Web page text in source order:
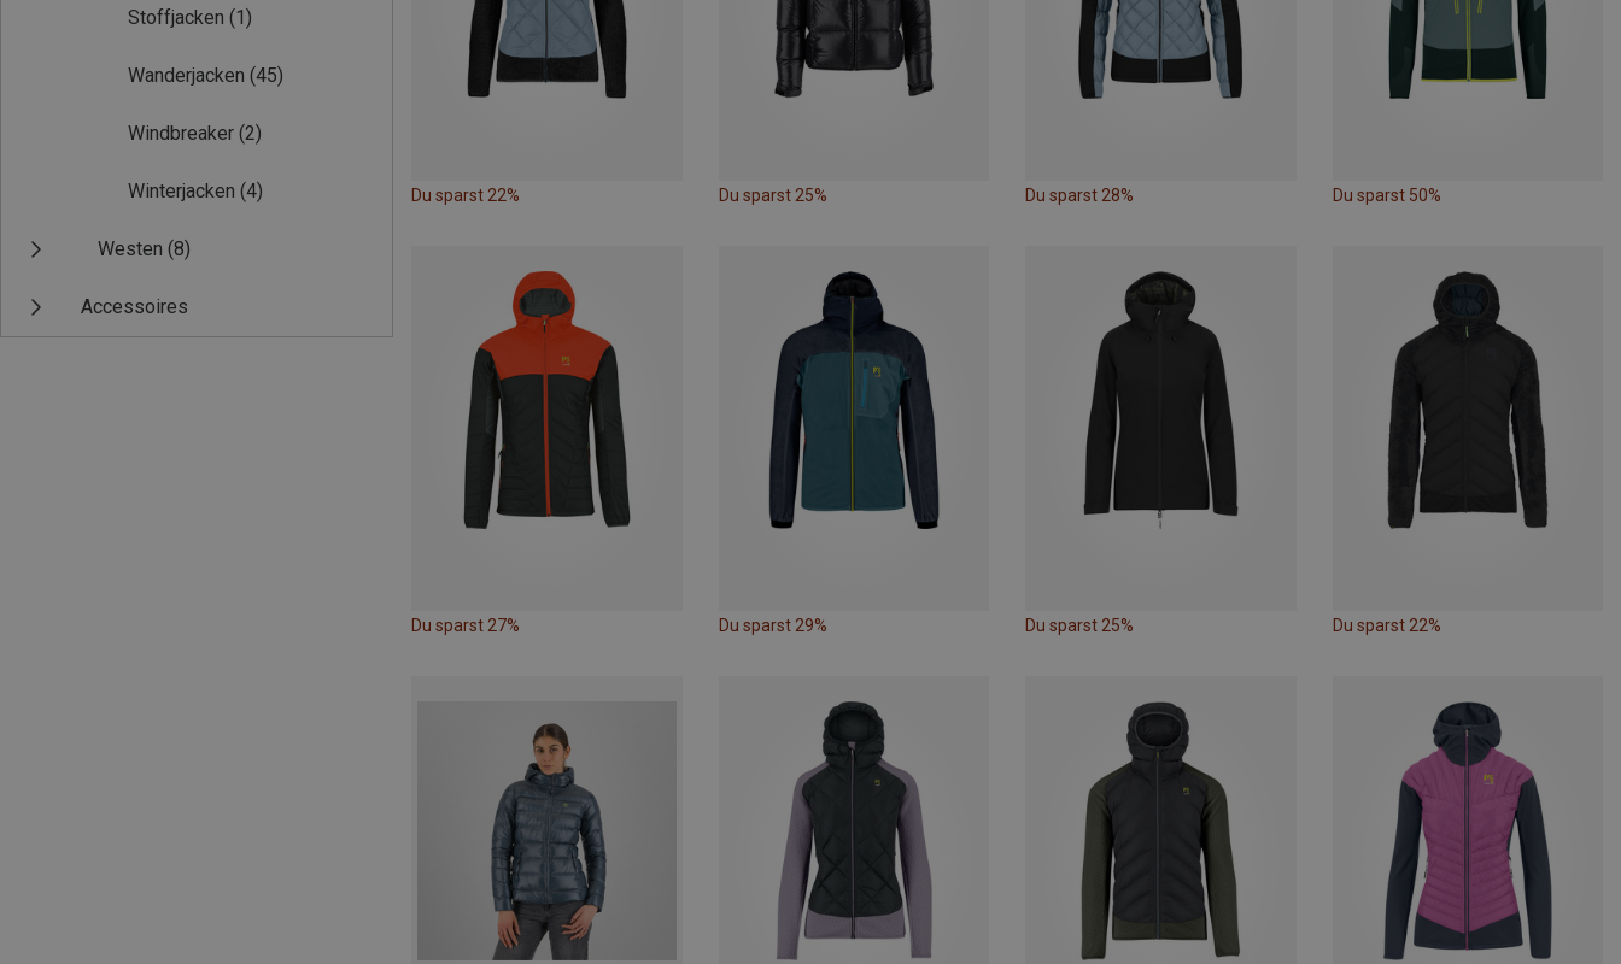
Stoffjacken (1)
Wanderjacken (45)
Windbreaker (2)
Winterjacken (4)
Westen (8)
Accessoires
Du sparst 22% Du sparst 25% Du sparst 28% Du sparst 50%
Du sparst 27% Du sparst 29% Du sparst 25% Du sparst 22%